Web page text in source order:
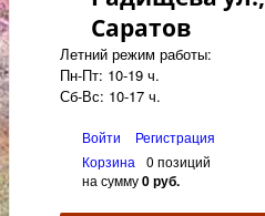
Саратов
Летний режим работы:
Пн-Пт: 10-19 ч.
Сб-Вс: 10-17 ч.
Войти
Регистрация
Корзина
0 позиций
на сумму0 руб.